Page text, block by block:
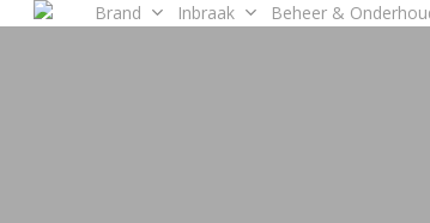
Brand Inbraak Beheer &